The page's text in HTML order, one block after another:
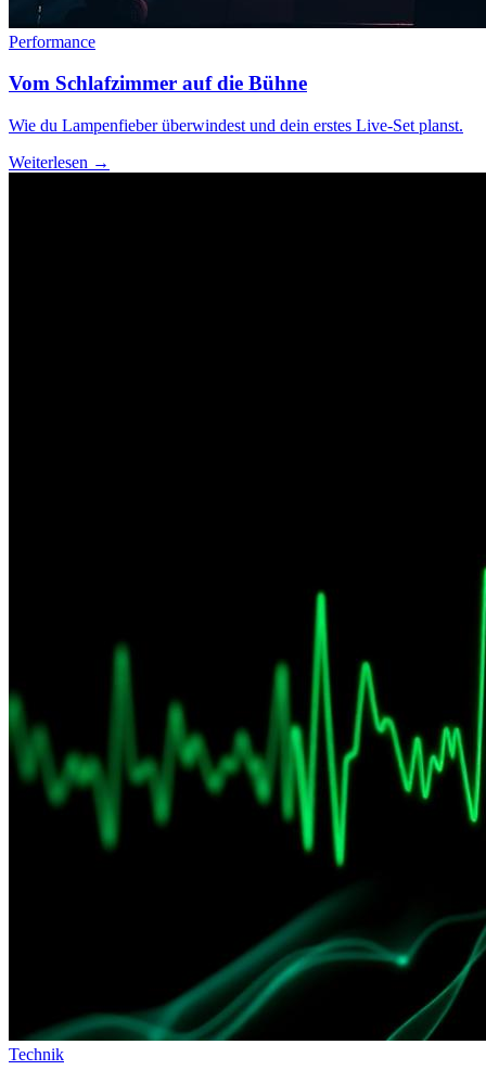
Performance
Vom Schlafzimmer auf die Bühne
Wie du Lampenfieber überwindest und dein erstes Live-Set planst.
Weiterlesen →
Technik